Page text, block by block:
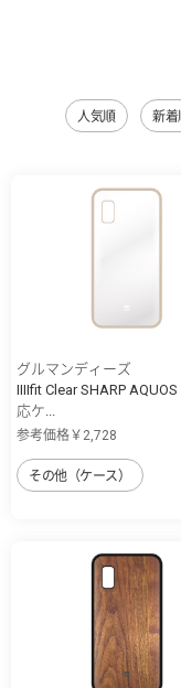
人気順 新着
グルマンディーズ
IIIIfit Clear SHARP
応ケ...
参考価格￥2,728
その他（ケース）